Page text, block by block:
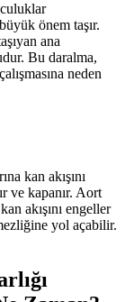
önem taşır.
ana
Bu daralma,
neden
kan akışını
ve kapanır. Aort
akışını engeller
yol açabilir.